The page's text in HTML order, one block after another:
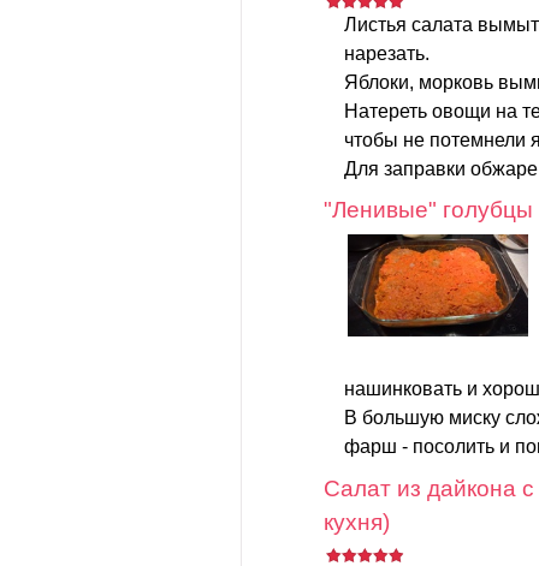
Листья салата
нарезать.
Яблоки, морковь
Натереть овощи на
чтобы не потемнели
Для заправки
"Ленивые" голубцы
нашинковать и
В большую миску
фарш - посолить и
Салат из дайкона
кухня)